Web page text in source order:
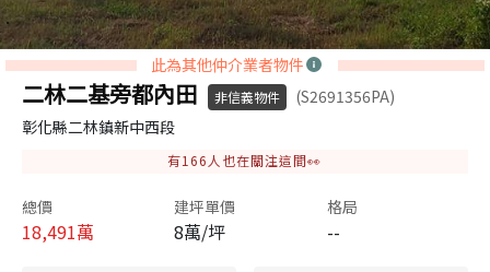
此為其他仲介業者物件
二林二基旁都內田 非信義物件
(S2691356PA)
彰化縣二林鎮新中西段
有166 人也在關注這間👀
總價
18,491萬
建坪單價
8萬/坪
格局
--